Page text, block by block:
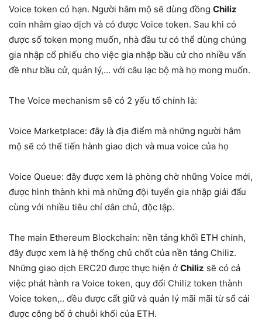
Voice token có hạn. Người hâm mộ sẽ dùng đồng Chiliz
coin nhằm giao dịch và có được Voice token. Sau khi có
được số token mong muốn, nhà đầu tư có thể dùng chúng
gia nhập cổ phiếu cho việc gia nhập bầu cử cho nhiều vấn
đề như bầu cử, quản lý,… với câu lạc bộ mà họ mong muốn.
The Voice mechanism sẽ có 2 yếu tố chính là:
Voice Marketplace: đây là địa điểm mà những người hâm
mộ sẽ có thể tiến hành giao dịch và mua voice của họ
Voice Queue: đây được xem là phòng chờ những Voice mới,
được hình thành khi mà những đội tuyển gia nhập giải đấu
cùng với nhiều tiêu chí dân chủ, độc lập.
The main Ethereum Blockchain: nền tảng khối ETH chính,
đây được xem là hệ thống chủ chốt của nền tảng Chiliz.
Những giao dịch ERC20 được thực hiện ở Chiliz sẽ có cả
việc phát hành ra Voice token, quy đổi Chiliz token thành
Voice token,.. đều được cất giữ và quản lý mãi mãi từ sổ cái
được công bố ở chuỗi khối của ETH.